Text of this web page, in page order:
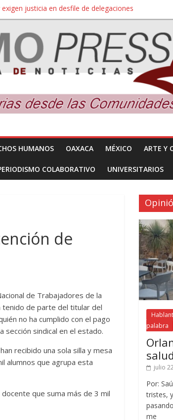
justicia en desfile de delegaciones
construir un parque eólico
de gravera Oyamel
de Salinas del Marqués denuncian daños de
HUMANOS OAXACA MÉXICO ARTE Y
COLABORATIVO UNIVERSITARIOS
de
de Trabajadores de la
tenido de parte del titular del
no ha cumplido con el pago
sindical en el estado.
recibido una sola silla y mesa
alumnos que agrupa esta
que suma más de 3 mil
palabra
julio
Por:
tristes,
me